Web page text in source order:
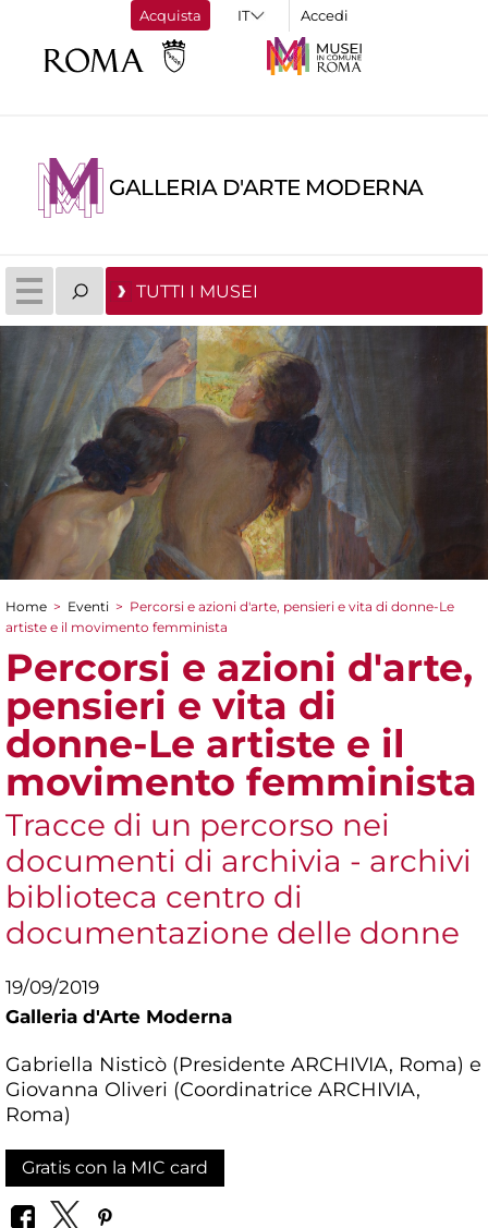
Acquista Accedi
GALLERIA D'ARTE MODERNA
TUTTI I MUSEI
Tu sei qui
Home > Eventi > Percorsi e azioni d'arte, pensieri e vita di donne-Le
artiste e il movimento femminista
Percorsi e azioni d'arte,
pensieri e vita di
donne-Le artiste e il
movimento femminista
Tracce di un percorso nei
documenti di archivia - archivi
biblioteca centro di
documentazione delle donne
19/09/2019
Galleria d'Arte Moderna
Gabriella Nisticò (Presidente ARCHIVIA, Roma) e
Giovanna Oliveri (Coordinatrice ARCHIVIA,
Roma)
Gratis con la MIC card